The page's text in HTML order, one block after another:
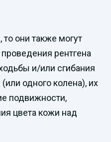
они также могут
рентгена
и/или сгибания
одного колена), их
подвижности,
цвета кожи над